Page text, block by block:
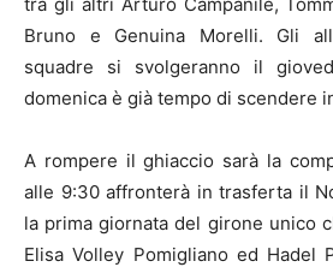
tra gli altri Arturo Campanile,
Bruno e Genuina Morelli. Gli
squadre si svolgeranno il
domenica è già tempo di scendere
A rompere il ghiaccio sarà la
alle 9:30 affronterà in trasferta il
la prima giornata del girone unico
Elisa Volley Pomigliano ed Hadel